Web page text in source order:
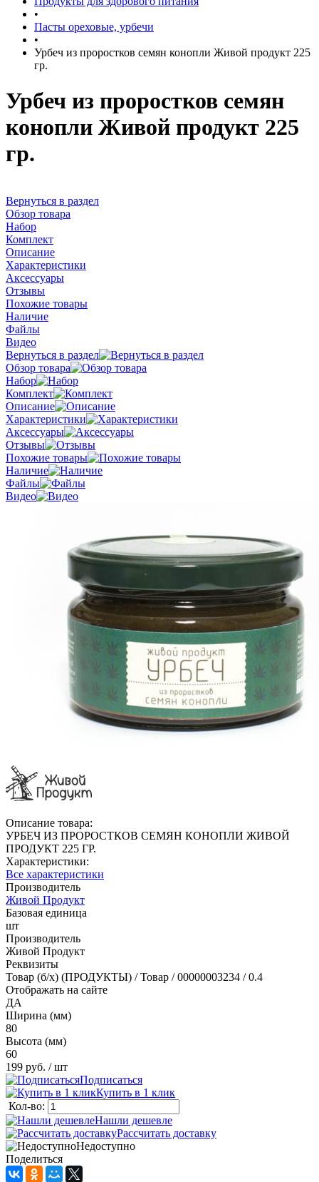
•
Пасты ореховые, урбечи
•
Урбеч из проростков семян конопли Живой продукт 225
гр.
Урбеч из проростков семян
конопли Живой продукт 225
гр.
Вернуться в раздел
Обзор товара
Набор
Комплект
Описание
Характеристики
Аксессуары
Отзывы
Похожие товары
Наличие
Файлы
Видео
Вернуться в раздел
Обзор товара
Набор
Комплект
Описание
Характеристики
Аксессуары
Отзывы
Похожие товары
Наличие
Файлы
Видео
Описание товара:
УРБЕЧ ИЗ ПРОРОСТКОВ СЕМЯН КОНОПЛИ ЖИВОЙ
ПРОДУКТ 225 ГР.
Характеристики:
Все характеристики
Производитель
Живой Продукт
Базовая единица
шт
Производитель
Живой Продукт
Реквизиты
Товар (б/х) (ПРОДУКТЫ) / Товар / 00000003234 / 0.4
Отображать на сайте
ДА
Ширина (мм)
80
Высота (мм)
60
199 руб. / шт
Подписаться
Купить в 1 клик
Кол-во:
Нашли дешевле
Рассчитать доставку
Недоступно
Поделиться